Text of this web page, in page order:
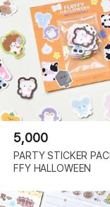
5,000
PARTY STICKER
FFY HALLOWEEN